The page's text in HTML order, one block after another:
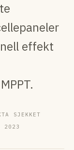
effekt
SJEKKET
2023